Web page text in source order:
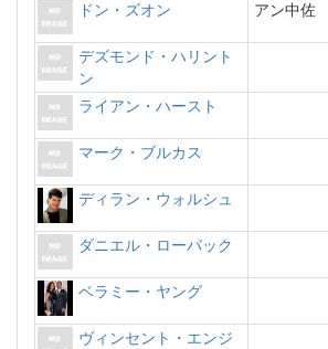
ドン・ズオン アン中佐
デズモンド・ハリント
ン
ライアン・ハースト
マーク・ブルカス
ディラン・ウォルシュ
ダニエル・ローバック
ベラミー・ヤング
ヴィンセント・エンジ